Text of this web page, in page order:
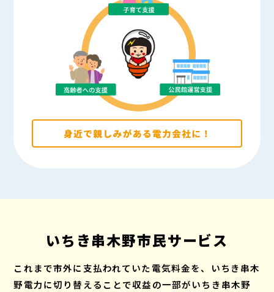
いちき串木野市民サービス
これまで市外に支払われていた電気料金を、いちき串木
野電力に切り替えることで収益の一部がいちき串木野